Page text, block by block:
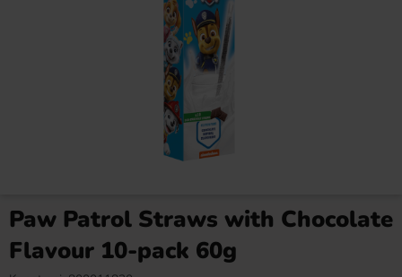
Paw Patrol Straws with Chocolate
Flavour 10-pack 60g